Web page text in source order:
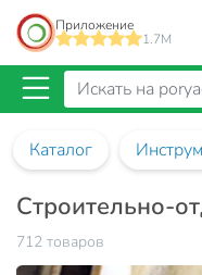
Приложение
1.7M
Каталог
Строительно-
712 товаров